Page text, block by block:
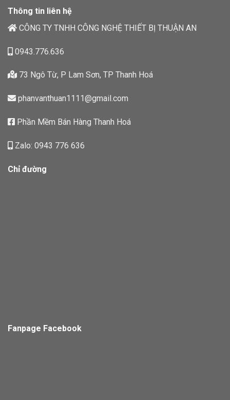
Thông tin liên hệ
CÔNG TY TNHH CÔNG NGHỆ THIẾT BỊ THUẬN AN
0943.776.636
73 Ngô Từ, P Lam Sơn, TP Thanh Hoá
phanvanthuan1111@gmail.com
Phần Mềm Bán Hàng Thanh Hoá
Zalo: 0943 776 636
Chỉ đường
Fanpage Facebook